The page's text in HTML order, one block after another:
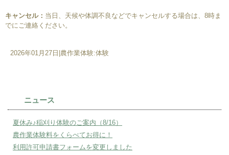
キャンセル： 当日、天候や体調不良などでキャンセルする場合は、8時ま
でにご連絡ください。
2026年01月27日 農作業体験:体験
ニュース
夏休み♪稲刈り体験のご案内（8/16）
農作業体験料をくらべてお得に！
利用許可申請書フォームを変更しました